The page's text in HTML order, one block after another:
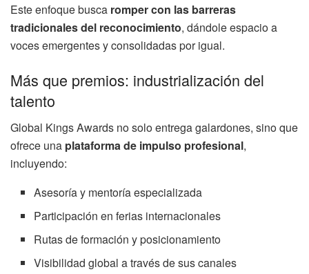
Este enfoque busca romper con las barreras
tradicionales del reconocimiento, dándole espacio a
voces emergentes y consolidadas por igual.
Más que premios: industrialización del
talento
Global Kings Awards no solo entrega galardones, sino que
ofrece una plataforma de impulso profesional,
incluyendo:
Asesoría y mentoría especializada
Participación en ferias internacionales
Rutas de formación y posicionamiento
Visibilidad global a través de sus canales